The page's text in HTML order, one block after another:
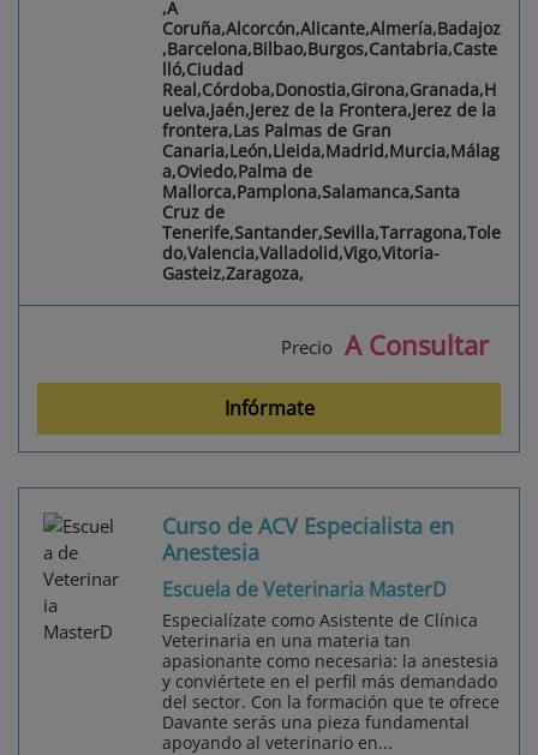
,A
Coruña,Alcorcón,Alicante,Almería,Badajoz
,Barcelona,Bilbao,Burgos,Cantabria,Caste
lló,Ciudad
Real,Córdoba,Donostia,Girona,Granada,H
uelva,Jaén,Jerez de la Frontera,Jerez de la
frontera,Las Palmas de Gran
Canaria,León,Lleida,Madrid,Murcia,Málag
a,Oviedo,Palma de
Mallorca,Pamplona,Salamanca,Santa
Cruz de
Tenerife,Santander,Sevilla,Tarragona,Tole
do,Valencia,Valladolid,Vigo,Vitoria-
Gasteiz,Zaragoza,
Precio A Consultar
Infórmate
Curso de ACV Especialista en
Anestesia
Escuela de Veterinaria MasterD
Especialízate como Asistente de Clínica
Veterinaria en una materia tan
apasionante como necesaria: la anestesia
y conviértete en el perfil más demandado
del sector. Con la formación que te ofrece
Davante serás una pieza fundamental
apoyando al veterinario en...